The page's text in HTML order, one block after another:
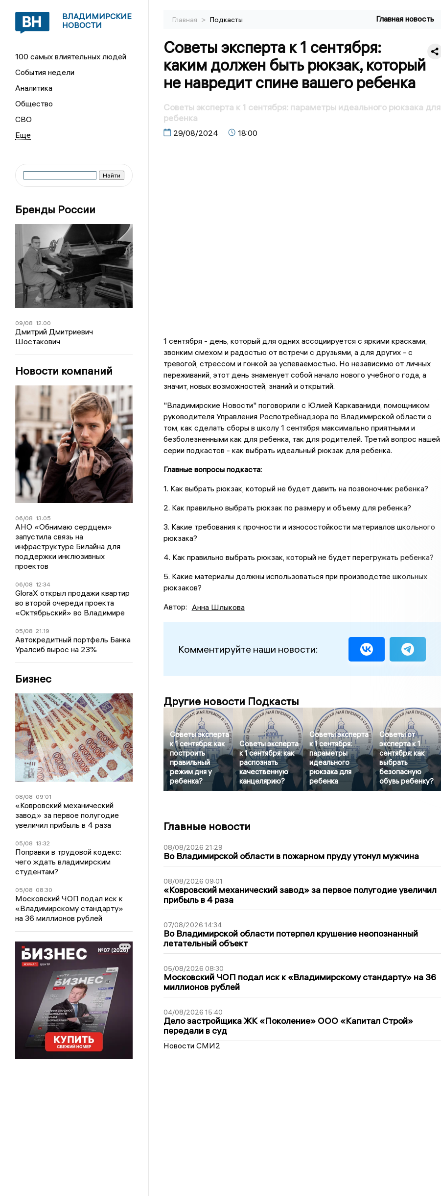
ВЛАДИМИРСКИЕ
НОВОСТИ
100 самых влиятельных людей
События недели
Аналитика
Общество
СВО
Бренды России
09/08 12:00
Дмитрий Дмитриевич
Шостакович
Новости компаний
06/08 13:05
АНО «Обнимаю сердцем»
запустила связь на
инфраструктуре Билайна для
поддержки инклюзивных
проектов
06/08 12:34
GloraX открыл продажи квартир
во второй очереди проекта
«Октябрьский» во Владимире
05/08 21:19
Автокредитный портфель Банка
Уралсиб вырос на 23%
Бизнес
08/08 09:01
«Ковровский механический
завод» за первое полугодие
увеличил прибыль в 4 раза
05/08 13:32
Поправки в трудовой кодекс:
чего ждать владимирским
студентам?
05/08 08:30
Московский ЧОП подал иск к
«Владимирскому стандарту»
на 36 миллионов рублей
Главная > Подкасты Главная новость
Советы эксперта к 1 сентября:
каким должен быть рюкзак, который
не навредит спине вашего ребенка
Советы эксперта к 1 сентября: параметры идеального рюкзака для
ребенка
29/08/2024 18:00
1 сентября - день, который для одних ассоциируется с яркими красками,
звонким смехом и радостью от встречи с друзьями, а для других - с
тревогой, стрессом и гонкой за успеваемостью. Но независимо от личных
переживаний, этот день знаменует собой начало нового учебного года, а
значит, новых возможностей, знаний и открытий.
"Владимирские Новости" поговорили c Юлией Каркаваниди, помощником
руководителя Управления Роспотребнадзора по Владимирской области о
том, как сделать сборы в школу 1 сентября максимально приятными и
безболезненными как для ребенка, так для родителей. Третий вопрос нашей
серии подкастов - как выбрать идеальный рюкзак для ребенка.
Главные вопросы подкаста:
1. Как выбрать рюкзак, который не будет давить на позвоночник ребенка?
2. Как правильно выбрать рюкзак по размеру и объему для ребенка?
3. Какие требования к прочности и износостойкости материалов школьного
рюкзака?
4. Как правильно выбрать рюкзак, который не будет перегружать ребенка?
5. Какие материалы должны использоваться при производстве школьных
рюкзаков?
Автор: Анна Шлыкова
Комментируйте наши новости:
Другие новости Подкасты
Советы эксперта
к 1 сентября: как
построить
правильный
режим дня у
ребенка?
Советы эксперта
к 1 сентября: как
распознать
качественную
канцелярию?
Советы эксперта
к 1 сентября:
параметры
идеального
рюкзака для
ребенка
Советы от
эксперта к 1
сентября: как
выбрать
безопасную
обувь ребенку?
Главные новости
08/08/2026 21:29
Во Владимирской области в пожарном пруду утонул мужчина
08/08/2026 09:01
«Ковровский механический завод» за первое полугодие увеличил
прибыль в 4 раза
07/08/2026 14:34
Во Владимирской области потерпел крушение неопознанный
летательный объект
05/08/2026 08:30
Московский ЧОП подал иск к «Владимирскому стандарту» на 36
миллионов рублей
04/08/2026 15:40
Дело застройщика ЖК «Поколение» ООО «Капитал Строй»
передали в суд
Новости СМИ2